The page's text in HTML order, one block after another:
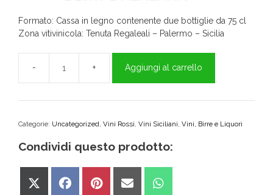
Formato: Cassa in legno contenente due bottiglie da 75 cl
Zona vitivinicola: Tenuta Regaleali – Palermo – Sicilia
Cassetta
in
legno
da
CL
Guarnaccio
Aggiungi al carrello
Categorie: Uncategorized Vini Rossi Vini Siciliani Vini, Birre e Liquori
Condividi questo prodotto:
Share
Share
Share
Share
Share